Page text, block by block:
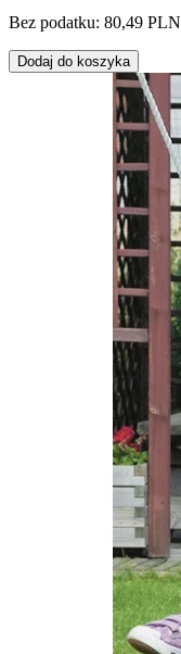
Bez podatku: 80,49 PLN
Dodaj do koszyka